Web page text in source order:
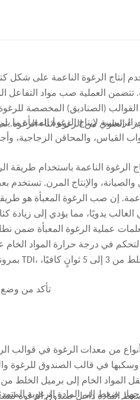
من مصنع مراتب في ماليزيا. كان
المبكرة، قمنا أولاً بتنظيم
تأكدنا أولاً من متطلبات المنتج
لإجراء تقييم ميداني. وخلال
الحلول، ناقشنا الاختلافات بين
الموقع، وجدول المشروع، واحتياجات
إنتاج الرغوة الناعمة على شكل
تتضمن العملية صب مواد التفاعل
(الصناديق) المخصصة
الرغوة الناعمة باستخدام
والصيانة، والإنتاج المرن.
إن صب الرغوة المعبأة هو
الغالب يدويًا، مما يؤدي إلى زيادة
عملية الرغوة المعبأة ضمن
في درجة حرارة المواد الخام
5) تأكد من
من معدات الرغوة في قوالب
وسكبها في قالب الصندوق للرغوة
المواد الخام إلى برميل الخلط من
المادة داخل صندوق الرغوة
ضغط إلى المادة الرغوية